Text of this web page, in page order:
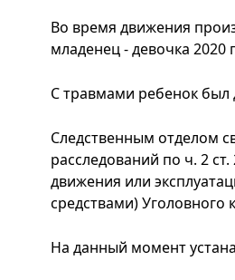
Во время движения
младенец - девочка 2020
С травмами ребенок был
Следственным отделом
расследований по ч. 2
движения или
средствами) Уголовного
На данный момент